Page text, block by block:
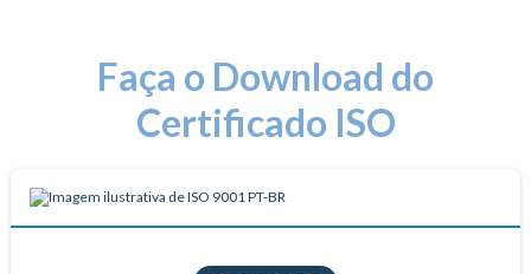
Faça o Download do
Certificado ISO